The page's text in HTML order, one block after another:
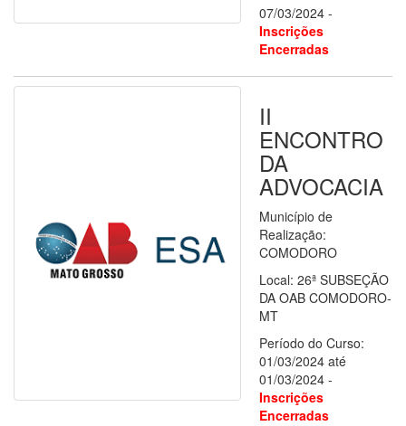
07/03/2024 -
Inscrições
Encerradas
II
ENCONTRO
DA
ADVOCACIA
Município de
Realização:
COMODORO
Local: 26ª SUBSEÇÃO
DA OAB COMODORO-
MT
Período do Curso:
01/03/2024 até
01/03/2024 -
Inscrições
Encerradas